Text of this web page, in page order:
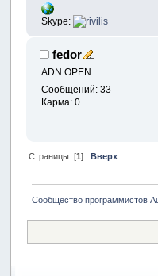
Skype:
fedor
ADN OPEN
Сообщений: 33
Карма: 0
Страницы: [1] Вверх
Сообщество программистов